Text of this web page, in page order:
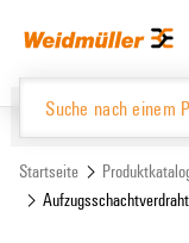
Inhalt
Navigationsmenü
Startseite